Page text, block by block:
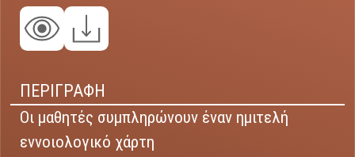
ΠΕΡΙΓΡΑΦΗ
Οι μαθητές συμπληρώνουν έναν ημιτελή
εννοιολογικό χάρτη